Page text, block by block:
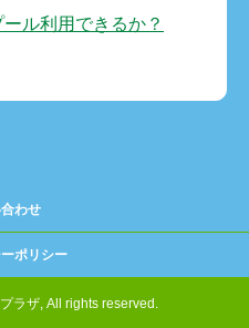
ル利用できるか？
わせ
ポリシー
ラザ, All rights reserved.